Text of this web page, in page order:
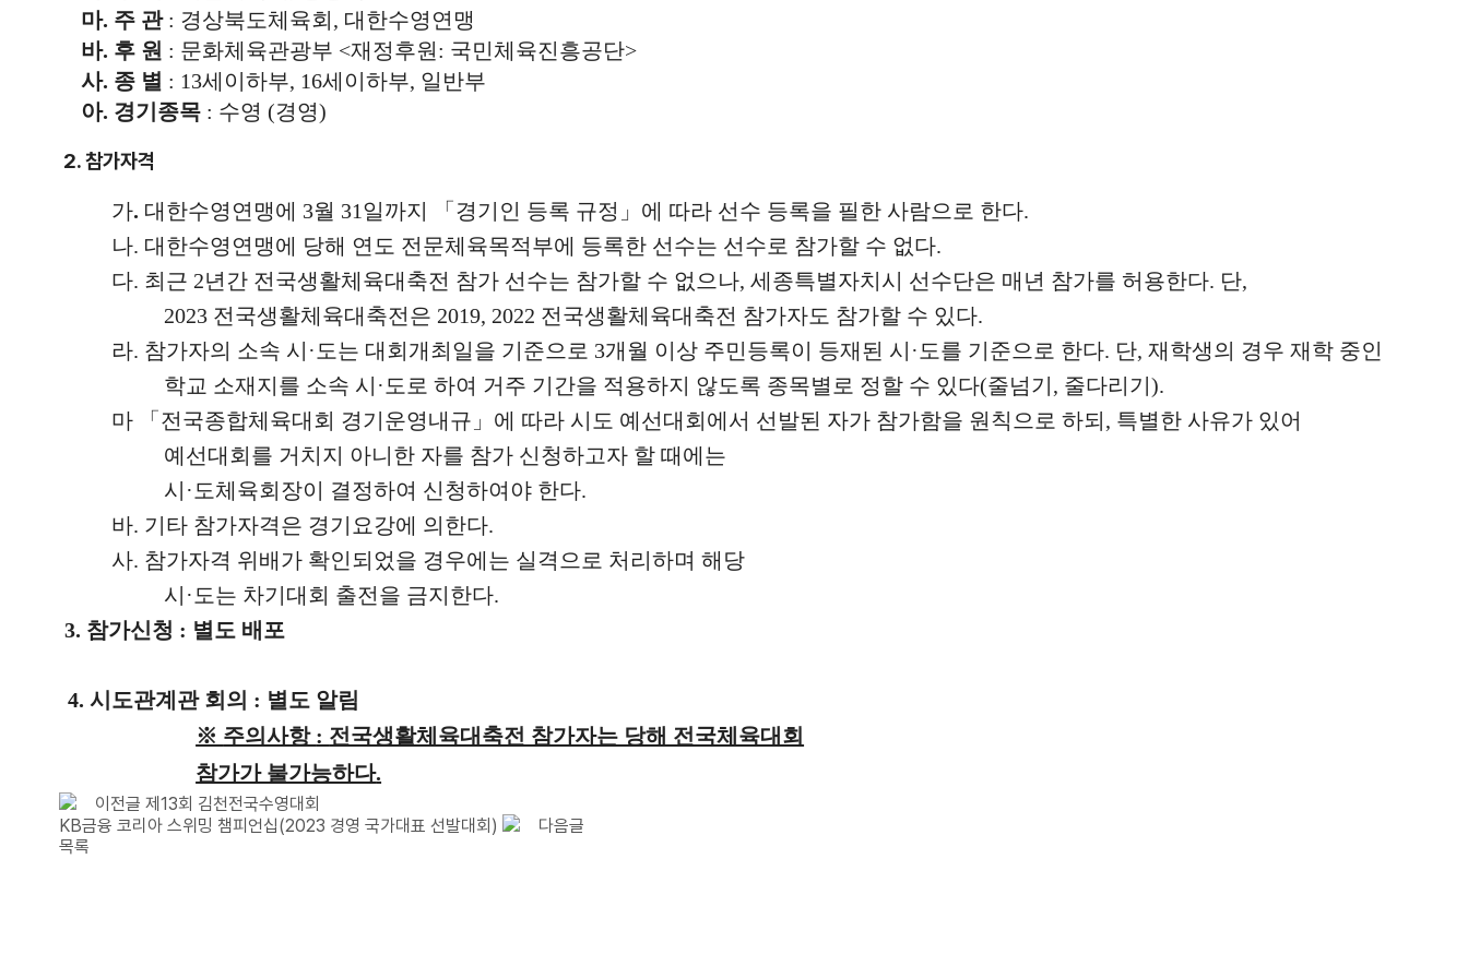
마. 주 관 : 경상북도체육회 , 대한수영연맹
바. 후 원 : 문화체육관광부 <재정후원 : 국민체육진흥공단>
사. 종 별 : 13세이하부, 16세이하부, 일반부
아. 경기종목 : 수영 (경영)
2. 참가자격
가. 대한수영연맹에 3월 31일까지 「 경기인 등록 규정 」 에 따라 선수 등록을 필한 사람으로 한다.
나. 대한수영연맹에 당해 연도 전문체육목적부에 등록한 선수는 선수로 참가할 수 없다.
다. 최근 2년간 전국생활체육대축전 참가 선수는 참가할 수 없으나, 세종특별자치시 선수단은 매년 참가를 허용한다. 단,
2023 전국생활체육대축전은 2019, 2022 전국생활체육대축전 참가자도 참가할 수 있다.
라. 참가자의 소속 시 · 도는 대회개최일을 기준으로 3개월 이상 주민등록이 등재된 시 · 도를 기준으로 한다. 단, 재학생의 경우 재학 중인
학교 소재지를 소속 시 · 도로 하여 거주 기간을 적용하지 않도록 종목별로 정할 수 있다(줄넘기 , 줄다리기 ).
마
「 전국종합체육대회 경기운영내규 」 에 따라 시도 예선대회에서 선발된 자가 참가함을 원칙으로 하되 , 특별한 사유가 있어
예선대회를 거치지 아니한 자를 참가 신청하고자 할 때에는
시 · 도체육회장이 결정하여 신청하여야 한다.
바. 기타 참가자격은 경기요강에 의한다.
사. 참가자격 위배가 확인되었을 경우에는 실격으로 처리하며 해당
시 · 도는 차기대회 출전을 금지한다.
3. 참가신청 : 별도 배포
4.시도관계관 회의 : 별도 알림
※ 주의사항 : 전국생활체육대축전 참가자는 당해 전국체육대회
참가가 불가능하다.
이전글 제13회 김천전국수영대회
KB금융 코리아 스위밍 챔피언십(2023 경영 국가대표 선발대회)
다음글
목록